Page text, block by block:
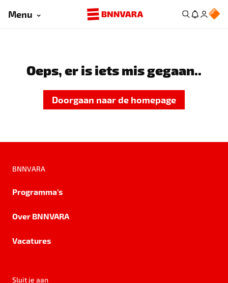
Menu
Oeps, er is iets mis gegaan..
Doorgaan naar de homepage
BNNVARA
Programma's
Over BNNVARA
Vacatures
Sluit je aan